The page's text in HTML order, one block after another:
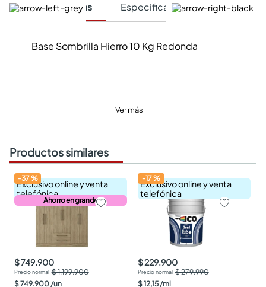
Características Especificaciones Técnicas
Base Sombrilla Hierro 10 Kg Redonda
Ver más
Productos similares
Exclusivo online y venta
telefónica
Ahorro en grande
-37%
$ 749.900
$ 1.199.900
$749.900 /un
Exclusivo online y venta
telefónica
-17%
$ 229.900
$ 279.990
$12,15 /ml